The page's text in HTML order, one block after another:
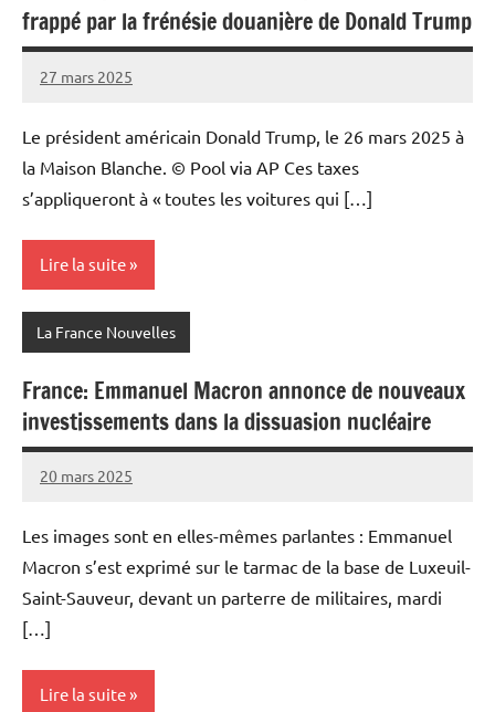
frappé par la frénésie douanière de Donald Trump
27 mars 2025
Admins
Le président américain Donald Trump, le 26 mars 2025 à
la Maison Blanche. © Pool via AP Ces taxes
s’appliqueront à « toutes les voitures qui […]
Lire la suite
La France Nouvelles
France: Emmanuel Macron annonce de nouveaux
investissements dans la dissuasion nucléaire
20 mars 2025
Admins
Les images sont en elles-mêmes parlantes : Emmanuel
Macron s’est exprimé sur le tarmac de la base de Luxeuil-
Saint-Sauveur, devant un parterre de militaires, mardi
[…]
Lire la suite